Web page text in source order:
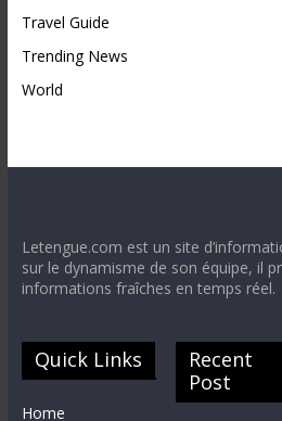
Travel Guide
Trending News
World
Letengue.com est un site
sur le dynamisme de son équipe, il
informations fraîches en temps réel.
Quick Links
Home
Recent
Post